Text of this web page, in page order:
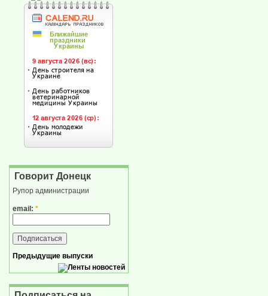
Говорит Донецк
Рупор администрации
email: *
Предыдущие выпуски